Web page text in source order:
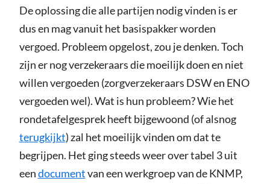
De oplossing die alle partijen nodig vinden is er
dus en mag vanuit het basispakker worden
vergoed. Probleem opgelost, zou je denken. Toch
zijn er nog verzekeraars die moeilijk doen en niet
willen vergoeden (zorgverzekeraars DSW en ENO
vergoeden wel). Wat is hun probleem? Wie het
rondetafelgesprek heeft bijgewoond (of alsnog
terugkijkt) zal het moeilijk vinden om dat te
begrijpen. Het ging steeds weer over tabel 3 uit
eendocumentvan een werkgroep van de KNMP,